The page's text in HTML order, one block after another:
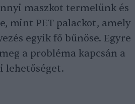
maszkot termelünk és
mint PET palackot, amely
egyik fő bűnöse. Egyre
a probléma kapcsán a
lehetőséget.